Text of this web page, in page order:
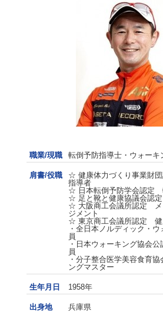
職業/現職 転倒予防指導士・ウォーキ
肩書/役職
☆ 健康体力づくり事業財
指導者
☆ 日本転倒予防学会認定
☆ 足と靴と健康協議会認
☆ 大阪商工会議所認定 メ
ジメント
☆ 東京商工会議所認定 健
・全日本ノルディック・
員
・日本ウォーキング協会
員
・分子整合医学美容食育
ングマスター
生年月日 1958年
出身地 兵庫県